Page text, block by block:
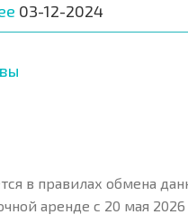
03-12-2024
в правилах обмена
аренде с 20 мая 2026